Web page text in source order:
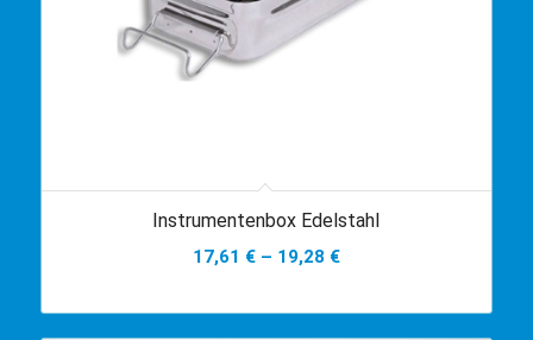
Instrumentenbox Edelstahl
17,61 €– 19,28 €